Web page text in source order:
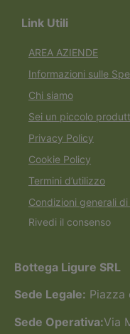
Link Utili
AREA AZIENDE
Informazioni sulle
Chi siamo
Sei un piccolo
Privacy Policy
Cookie Policy
Termini d’utilizzo
Condizioni generali
Rivedi il consenso
Bottega Ligure SRL
Sede Legale: Piazza
Sede Operativa:Via